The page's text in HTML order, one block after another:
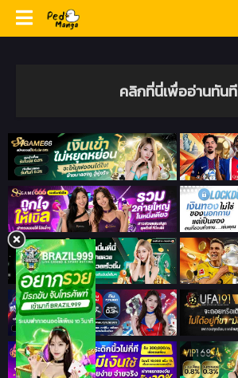
คลิกที่นี่เพื่ออ่านทันที